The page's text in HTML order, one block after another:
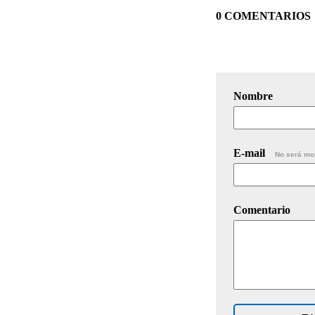
0 COMENTARIOS
Nombre
E-mail No será
Comentario